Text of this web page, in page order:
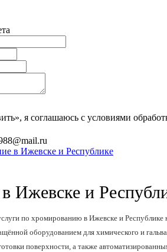
я соглашаюсь с условиями
в Ижевске и Республике
Ижевске и
по хромированию в Ижевске и Республике
оборудованием для химического и
поверхности, а также